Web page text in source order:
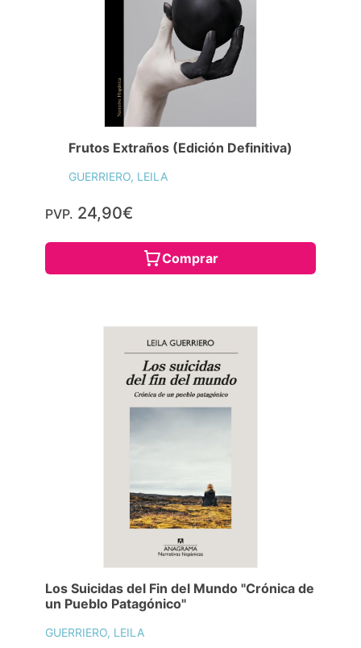
Frutos Extraños (Edición Definitiva)
GUERRIERO, LEILA
PVP. 24,90€
Comprar
Los Suicidas del Fin del Mundo "Crónica de
un Pueblo Patagónico"
GUERRIERO, LEILA